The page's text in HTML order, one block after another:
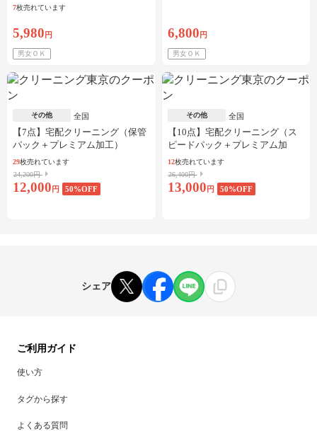
料・送料込
7枚売れています
5,980 円
男女ＯＫ
6,800 円
男女ＯＫ
その他 全国
【7点】宅配クリーニング（保管
パック＋プレミアム加工）
29枚売れています
24,200円
12,000 円 50%OFF
その他 全国
【10点】宅配クリーニング（ス
ピードパック＋プレミアム加
工）
12枚売れています
26,400円
13,000 円 50%OFF
シェア
ご利用ガイド
使い方
タグから探す
よくある質問